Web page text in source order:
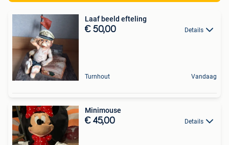
Laaf beeld efteling
€ 50,00 Details
Turnhout Vandaag
Minimouse
€ 45,00 Details